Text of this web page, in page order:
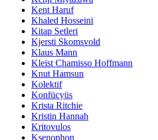
Kent Haruf
Khaled Hosseini
Kitap Setleri
Kjersti Skomsvold
Klaus Mann
Kleist Chamisso Hoffmann
Knut Hamsun
Kolektif
Konfüçyüs
Krista Ritchie
Kristin Hannah
Kritovulos
Ksenophon